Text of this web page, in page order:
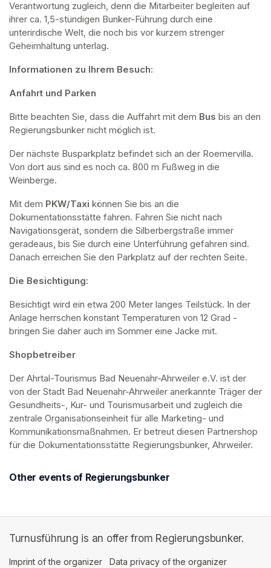
Verantwortung zugleich, denn die Mitarbeiter begleiten auf
ihrer ca. 1,5-stündigen Bunker-Führung durch eine
unterirdische Welt, die noch bis vor kurzem strenger
Geheimhaltung unterlag.
Informationen zu Ihrem Besuch:
Anfahrt und Parken
Bitte beachten Sie, dass die Auffahrt mit dem Bus bis an den
Regierungsbunker nicht möglich ist.
Der nächste Busparkplatz befindet sich an der Roemervilla.
Von dort aus sind es noch ca. 800 m Fußweg in die
Weinberge.
Mit dem PKW/Taxi können Sie bis an die
Dokumentationsstätte fahren. Fahren Sie nicht nach
Navigationsgerät, sondern die Silberbergstraße immer
geradeaus, bis Sie durch eine Unterführung gefahren sind.
Danach erreichen Sie den Parkplatz auf der rechten Seite.
Die Besichtigung:
Besichtigt wird ein etwa 200 Meter langes Teilstück. In der
Anlage herrschen konstant Temperaturen von 12 Grad -
bringen Sie daher auch im Sommer eine Jacke mit.
Shopbetreiber
Der Ahrtal-Tourismus Bad Neuenahr-Ahrweiler e.V. ist der
von der Stadt Bad Neuenahr-Ahrweiler anerkannte Träger der
Gesundheits-, Kur- und Tourismusarbeit und zugleich die
zentrale Organisationseinheit für alle Marketing- und
Kommunikationsmaßnahmen. Er betreut diesen Partnershop
für die Dokumentationsstätte Regierungsbunker, Ahrweiler.
Other events of Regierungsbunker
Turnusführung is an offer from Regierungsbunker.
Imprint of the organizer (opens in a new tab)
Data privacy of the organizer